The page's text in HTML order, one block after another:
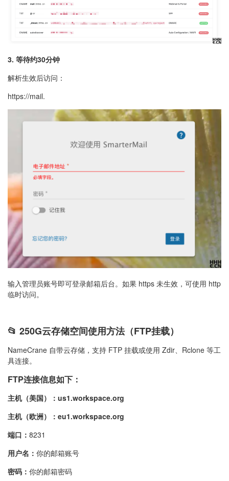
3. 等待约30分钟
解析生效后访问：
https://mail.
输入管理员账号即可登录邮箱后台。如果 https 未生效，可使用 http
临时访问。
📂 250G云存储空间使用方法（FTP挂载）
NameCrane 自带云存储，支持 FTP 挂载或使用 Zdir、Rclone 等工
具连接。
FTP连接信息如下：
主机（美国）：us1.workspace.org
主机（欧洲）：eu1.workspace.org
端口： 8231
用户名： 你的邮箱账号
密码： 你的邮箱密码